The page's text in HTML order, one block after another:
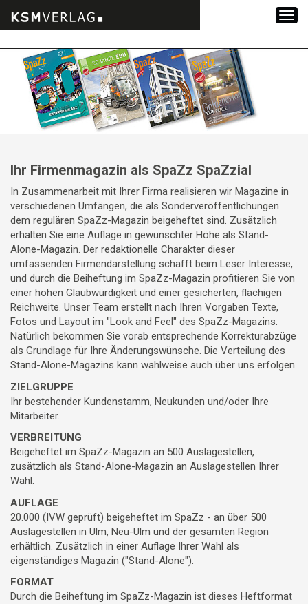
Inhalt
springen
Ihr Firmenmagazin als SpaZz SpaZzial
In Zusammenarbeit mit Ihrer Firma realisieren wir Magazine in
verschiedenen Umfängen, die als Sonderveröffentlichungen
dem regulären SpaZz-Magazin beigeheftet sind. Zusätzlich
erhalten Sie eine Auflage in gewünschter Höhe als Stand-
Alone-Magazin. Der redaktionelle Charakter dieser
umfassenden Firmendarstellung schafft beim Leser Interesse,
und durch die Beiheftung im SpaZz-Magazin profitieren Sie von
einer hohen Glaubwürdigkeit und einer gesicherten, flächigen
Reichweite. Unser Team erstellt nach Ihren Vorgaben Texte,
Fotos und Layout im "Look and Feel" des SpaZz-Magazins.
Natürlich bekommen Sie vorab entsprechende Korrekturabzüge
als Grundlage für Ihre Änderungswünsche. Die Verteilung des
Stand-Alone-Magazins kann wahlweise auch über uns erfolgen.
ZIELGRUPPE
Ihr bestehender Kundenstamm, Neukunden und/oder Ihre
Mitarbeiter.
VERBREITUNG
Beigeheftet im SpaZz-Magazin an 500 Auslagestellen,
zusätzlich als Stand-Alone-Magazin an Auslagestellen Ihrer
Wahl.
AUFLAGE
20.000 (IVW geprüft) beigeheftet im SpaZz - an über 500
Auslagestellen in Ulm, Neu-Ulm und der gesamten Region
erhältlich. Zusätzlich in einer Auflage Ihrer Wahl als
eigenständiges Magazin ("Stand-Alone").
FORMAT
Durch die Beiheftung im SpaZz-Magazin ist dieses Heftformat